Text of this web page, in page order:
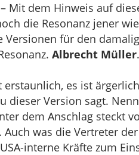
Mit dem Hinweis auf
die Resonanz jener
Versionen für den
Albrecht Müller.
erstaunlich, es ist
dieser Version sagt.
dem Anschlag steckt
Auch was die Vertreter
interne Kräfte zum